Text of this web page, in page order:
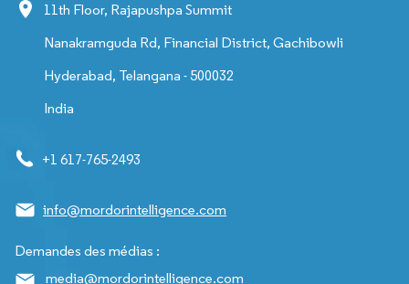
11th Floor, Rajapushpa Summit
Nanakramguda Rd, Financial District, Gachibowli
Hyderabad, Telangana - 500032
India
+1 617-765-2493
info@mordorintelligence.com
Demandes des médias :
media@mordorintelligence.com